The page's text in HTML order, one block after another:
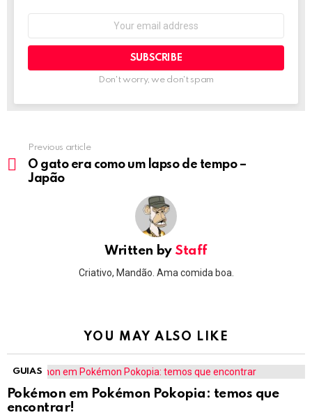
Don't worry, we don't spam
more
Previous article
O gato era como um lapso de tempo –
Japão
Written by Staff
Criativo, Mandão. Ama comida boa.
YOU MAY ALSO LIKE
GUIAS
Pokémon em Pokémon Pokopia: temos que
encontrar!